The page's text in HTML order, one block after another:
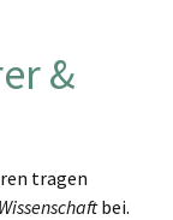
&
tragen
bei.